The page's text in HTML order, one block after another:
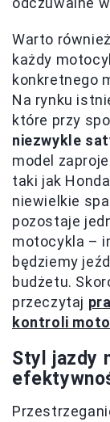
Warto
każdy
konkretnego
Na rynku
które przy
niezwykle
model
taki jak
niewielkie
pozostaje
motocykla –
będziemy
budżetu.
przeczytaj
kontroli
Styl jazdy